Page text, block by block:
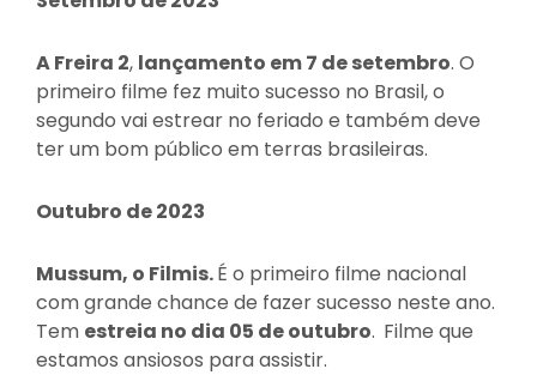
A Freira 2, lançamento em 7 de setembro. O
primeiro filme fez muito sucesso no Brasil, o
segundo vai estrear no feriado e também deve
ter um bom público em terras brasileiras.
Outubro de 2023
Mussum, o Filmis.É o primeiro filme nacional
com grande chance de fazer sucesso neste ano.
Tem estreia no dia 05 de outubro. Filme que
estamos ansiosos para assistir.